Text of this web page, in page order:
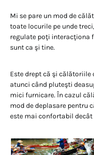
Mi se pare un mod de
toate locurile pe unde
regulate poţi interacţiona
sunt ca şi tine.
Este drept că şi
atunci când pluteşti
mici furnicare. În cazul
mod de deplasare pentru
este mai confortabil decât